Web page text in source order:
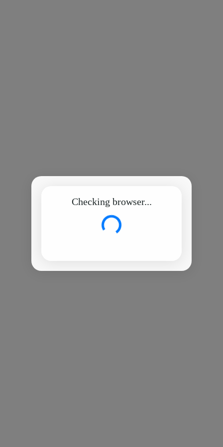
Checking browser...